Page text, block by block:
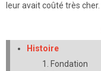
leur avait coûté très cher.
Histoire
Fondation